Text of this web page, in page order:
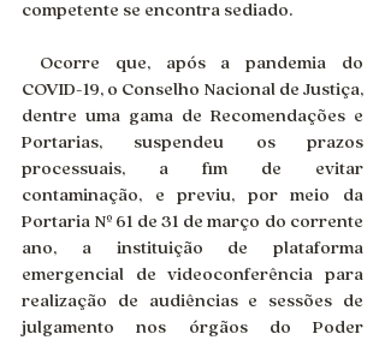
competente se encontra sediado.
Ocorre que, após a pandemia do
COVID-19, o Conselho Nacional de Justiça,
dentre uma gama de Recomendações e
Portarias, suspendeu os prazos
processuais, a fim de evitar
contaminação, e previu, por meio da
Portaria Nº 61 de 31 de março do corrente
ano, a instituição de plataforma
emergencial de videoconferência para
realização de audiências e sessões de
julgamento nos órgãos do Poder